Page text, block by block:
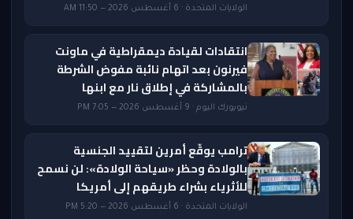
الولايات المتحدة · 6 أغسطس 2026 — 11:50 AM
انتقادات لقيادة ديمقراطية في ماونت
فيرنون بعد اتهام نائبة مفوض الشرطة
بالمشاركة في إطلاق نار مع ابنها
نيويورك اليوم · 9 أغسطس 2026 — 7:05 PM
ترامب يوقّع أمرين لتقييد الجنسية
بالولادة وحظر «سياحة الولادة»: لن نسمح
للأثرياء بشراء طريقهم إلى أمريكا
الولايات المتحدة · 6 أغسطس 2026 — 5:20 PM